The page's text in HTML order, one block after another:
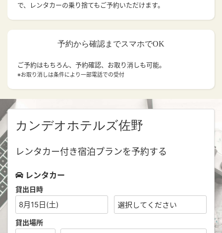
で、レンタカーの乗り捨てもご予約いただけます。
予約から確認までスマホでOK
ご予約はもちろん、予約確認、お取り消しも可能。
※お取り消しは条件により一部電話での受付
カンデオホテルズ佐野
レンタカー付き宿泊プランを予約する
レンタカー
貸出日時
8月15日(土)
貸出場所